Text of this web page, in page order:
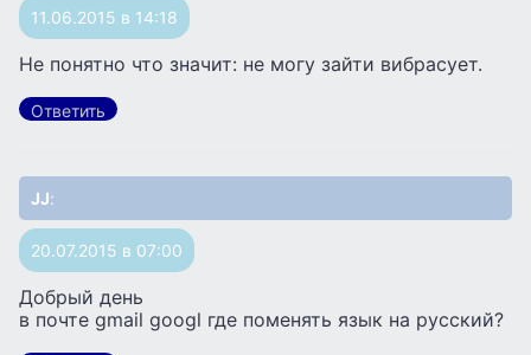
11.06.2015 в 14:18
Не понятно что значит: не могу зайти вибрасует.
Ответить
JJ:
20.07.2015 в 07:00
Добрый день
в почте gmail googl где поменять язык на русский?